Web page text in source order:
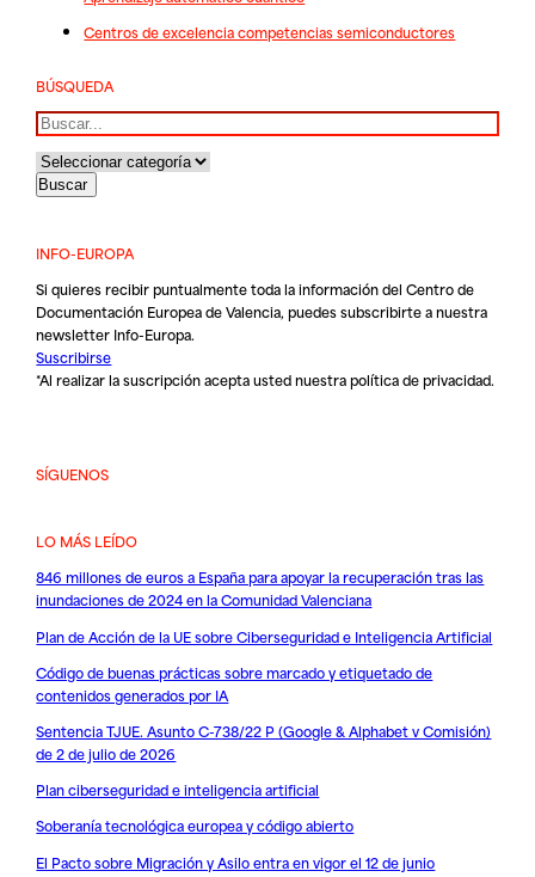
Centros de excelencia competencias semiconductores
BÚSQUEDA
Buscar
INFO-EUROPA
Si quieres recibir puntualmente toda la información del Centro de
Documentación Europea de Valencia, puedes subscribirte a nuestra
newsletter Info-Europa.
Suscribirse
*Al realizar la suscripción acepta usted nuestrapolítica de privacidad.
SÍGUENOS
LO MÁS LEÍDO
846 millones de euros a España para apoyar la recuperación tras las
inundaciones de 2024 en la Comunidad Valenciana
Plan de Acción de la UE sobre Ciberseguridad e Inteligencia Artificial
Código de buenas prácticas sobre marcado y etiquetado de
contenidos generados por IA
Sentencia TJUE. Asunto C-738/22 P (Google & Alphabet v Comisión)
de 2 de julio de 2026
Plan ciberseguridad e inteligencia artificial
Soberanía tecnológica europea y código abierto
El Pacto sobre Migración y Asilo entra en vigor el 12 de junio